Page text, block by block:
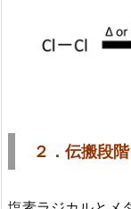
２．伝搬段階